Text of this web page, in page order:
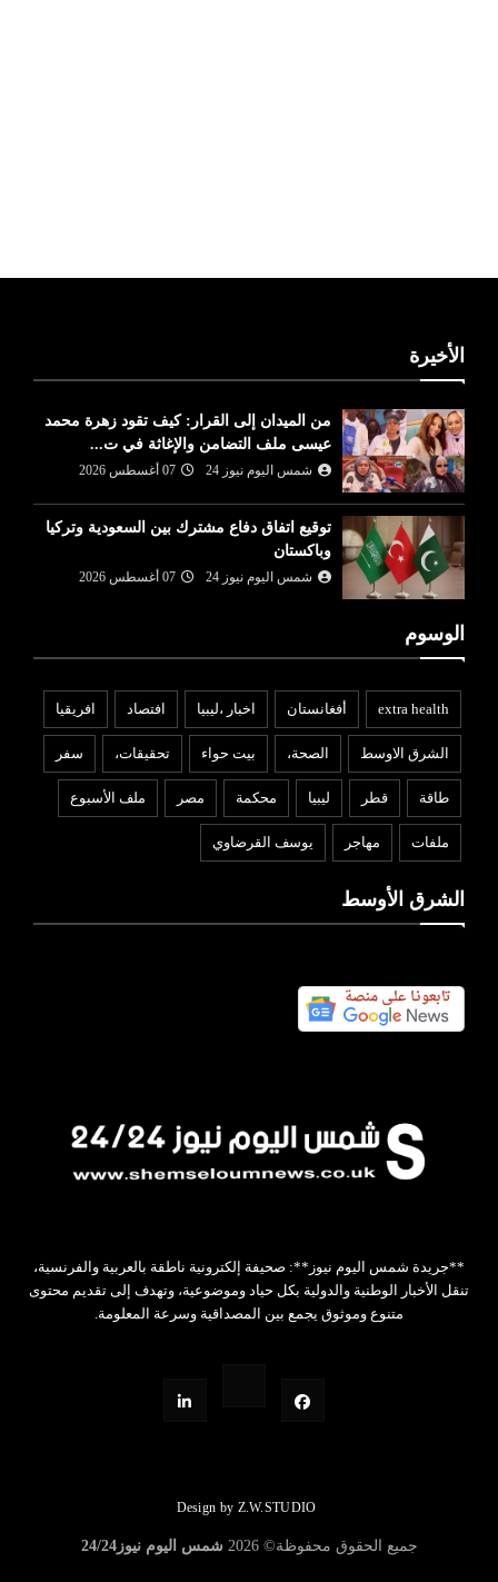
الأخيرة
من الميدان إلى القرار: كيف تقود زهرة محمد
عيسى ملف التضامن والإغاثة في ت...
شمس اليوم نيوز 24 07 أغسطس 2026
توقيع اتفاق دفاع مشترك بين السعودية وتركيا
وباكستان
شمس اليوم نيوز 24 07 أغسطس 2026
الوسوم
extra health أفغانستان اخبار ،ليبيا افتصاد افريقيا
الشرق الاوسط الصحة، بيت حواء تحقيقات، سفر
طاقة قطر ليبيا محكمة مصر ملف الأسبوع
ملفات مهاجر يوسف القرضاوي
الشرق الأوسط
**جريدة شمس اليوم نيوز**: صحيفة إلكترونية ناطقة بالعربية والفرنسية،
تنقل الأخبار الوطنية والدولية بكل حياد وموضوعية، وتهدف إلى تقديم محتوى
متنوع وموثوق يجمع بين المصداقية وسرعة المعلومة.
Design by Z.W.STUDIO
جميع الحقوق محفوظة©2026 شمس اليوم نيوز24/24